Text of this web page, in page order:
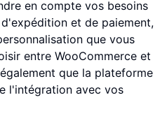
en compte vos besoins
et de paiement,
que vous
entre WooCommerce et
que la plateforme
l'intégration avec vos